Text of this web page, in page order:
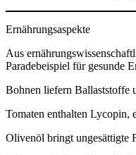
Ernährungsaspekte
Aus
Paradebeispiel für gesunde
Bohnen liefern Ballaststoffe
Tomaten enthalten Lycopin,
Olivenöl bringt ungesättigte